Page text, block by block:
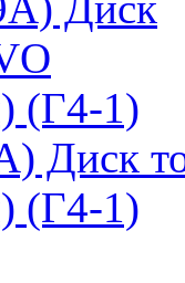
Диск
(Г4-1)